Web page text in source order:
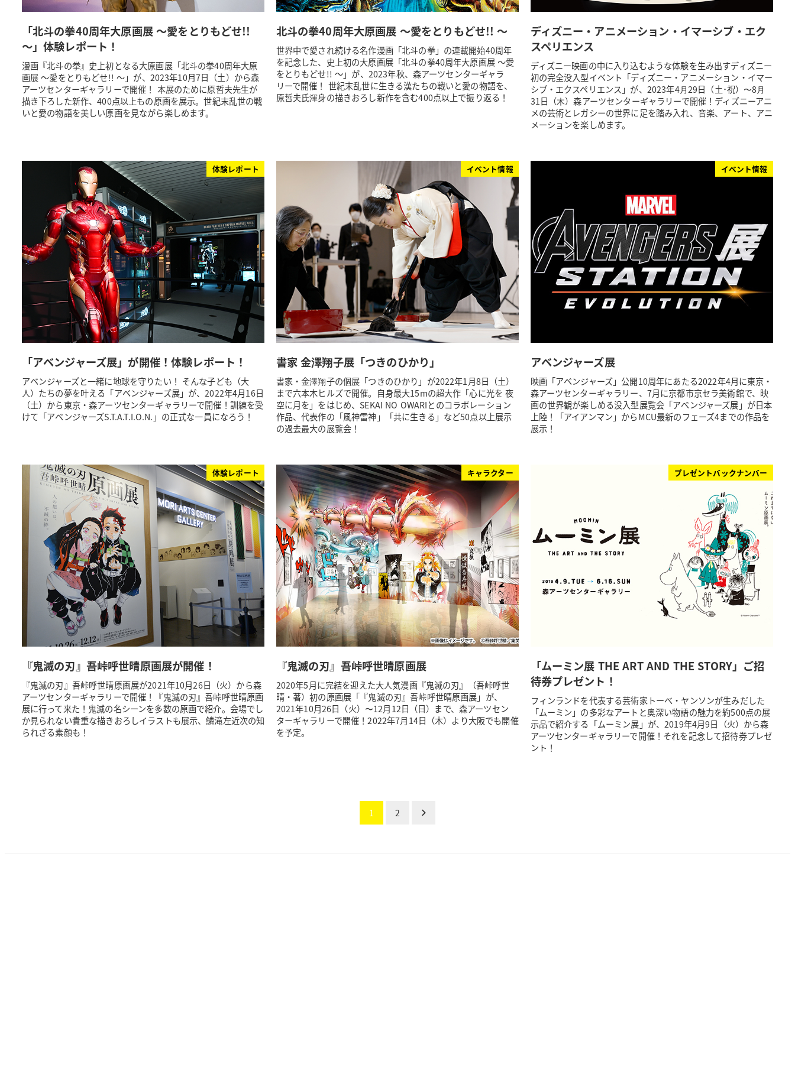
「北斗の拳40周年大原画展 ～愛をとりもどせ!!
～」体験レポート！
漫画『北斗の拳』史上初となる大原画展「北斗の拳40周年大原
画展 ～愛をとりもどせ!! ～」が、2023年10月7日（土）から森
アーツセンターギャラリーで開催！ 本展のために原哲夫先生が
描き下ろした新作、400点以上もの原画を展示。世紀末乱世の戦
いと愛の物語を美しい原画を見ながら楽しめます。
北斗の拳40周年大原画展 ～愛をとりもどせ!! ～
世界中で愛され続ける名作漫画「北斗の拳」の連載開始40周年
を記念した、史上初の大原画展「北斗の拳40周年大原画展 ～愛
をとりもどせ!! ～」が、2023年秋、森アーツセンターギャラ
リーで開催！ 世紀末乱世に生きる漢たちの戦いと愛の物語を、
原哲夫氏渾身の描きおろし新作を含む400点以上で振り返る！
ディズニー・アニメーション・イマーシブ・エク
スペリエンス
ディズニー映画の中に入り込むような体験を生み出すディズニー
初の完全没入型イベント「ディズニー・アニメーション・イマー
シブ・エクスペリエンス」が、2023年4⽉29日（土･祝）〜8⽉
31日（⽊）森アーツセンターギャラリーで開催！ディズニーアニ
メの芸術とレガシーの世界に足を踏み入れ、音楽、アート、アニ
メーションを楽しめます。
体験レポート
「アベンジャーズ展」が開催！体験レポート！
アベンジャーズと一緒に地球を守りたい！ そんな子ども（大
人）たちの夢を叶える「アベンジャーズ展」が、2022年4月16日
（土）から東京・森アーツセンターギャラリーで開催！訓練を受
けて「アベンジャーズS.T.A.T.I.O.N.」の正式な一員になろう！
イベント情報
書家 金澤翔子展「つきのひかり」
書家・金澤翔子の個展「つきのひかり」が2022年1月8日（土）
まで六本木ヒルズで開催。自身最大15mの超大作「心に光を 夜
空に月を」をはじめ、SEKAI NO OWARIとのコラボレーション
作品、代表作の「風神雷神」「共に生きる」など50点以上展示
の過去最大の展覧会！
イベント情報
アベンジャーズ展
映画「アベンジャーズ」公開10周年にあたる2022年4月に東京・
森アーツセンターギャラリー、7月に京都市京セラ美術館で、映
画の世界観が楽しめる没入型展覧会「アベンジャーズ展」が日本
上陸！「アイアンマン」からMCU最新のフェーズ4までの作品を
展示！
体験レポート
『鬼滅の刃』吾峠呼世晴原画展が開催！
『鬼滅の刃』吾峠呼世晴原画展が2021年10月26日（火）から森
アーツセンターギャラリーで開催！『鬼滅の刃』吾峠呼世晴原画
展に行って来た！鬼滅の名シーンを多数の原画で紹介。会場でし
か見られない貴重な描きおろしイラストも展示、鱗滝左近次の知
られざる素顔も！
キャラクター
『鬼滅の刃』吾峠呼世晴原画展
2020年5月に完結を迎えた大人気漫画『鬼滅の刃』（吾峠呼世
晴・著）初の原画展「『鬼滅の刃』吾峠呼世晴原画展」が、
2021年10月26日（火）〜12月12日（日）まで、森アーツセン
ターギャラリーで開催！2022年7月14日（木）より大阪でも開催
を予定。
プレゼントバックナンバー
「ムーミン展 THE ART AND THE STORY」ご招
待券プレゼント！
フィンランドを代表する芸術家トーべ・ヤンソンが生みだした
「ムーミン」の多彩なアートと奥深い物語の魅力を約500点の展
示品で紹介する「ムーミン展」が、2019年4月9日（火）から森
アーツセンターギャラリーで開催！それを記念して招待券プレゼ
ント！
1 2